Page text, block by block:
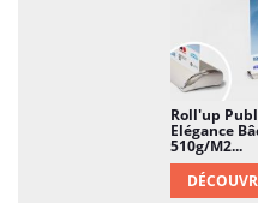
autre information
pour une
4. Praticité
Enrouleur de qualité :
est conçu pour être
permettant un montage
Roll'up
Elégance
510g/m2...